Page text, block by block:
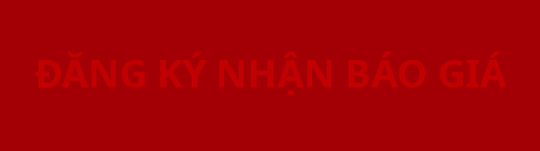
ĐĂNG KÝ NHẬN BÁO GIÁ